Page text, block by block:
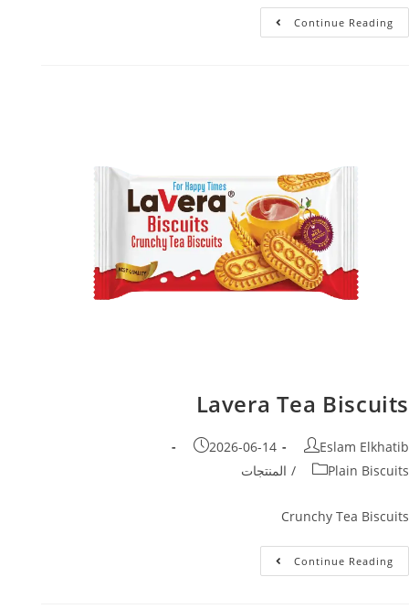
Continue Reading
Lavera Tea Biscuits
Eslam Elkhatib
2026-06-14
Plain Biscuits
/ المنتجات
Crunchy Tea Biscuits
Continue Reading